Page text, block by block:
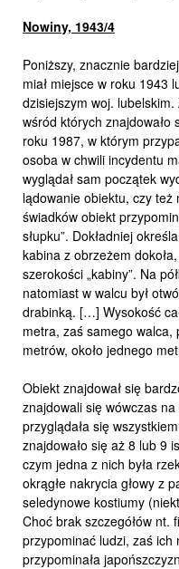
Nowiny, 1943/4
Poniższy, znacznie
miał miejsce w roku 1943
dzisiejszym woj.
wśród których znajdowało
roku 1987, w którym
osoba w chwili incydentu
wyglądał sam początek
lądowanie obiektu, czy też
świadków obiekt
słupku”. Dokładniej
kabina z obrzeżem
szerokości „kabiny”. Na
natomiast w walcu był
drabinką. […] Wysokość
metra, zaś samego
metrów, około jednego
Obiekt znajdował się
znajdowali się wówczas
przyglądała się
znajdowało się aż 8 lub 9
czym jedna z nich była
okrągłe nakrycia głowy z
seledynowe kostiumy
Choć brak szczegółów nt.
przypominać ludzi, zaś ich
przypominała